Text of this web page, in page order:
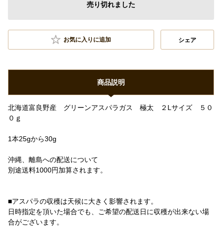
売り切れました
お気に入りに追加 シェア
商品説明
北海道富良野産 グリーンアスパラガス 極太 ２Lサイズ ５０
０ｇ
1本25gから30g
沖縄、離島への配送について
別途送料1000円加算されます。
■アスパラの収穫は天候に大きく影響されます。
日時指定を頂いた場合でも、ご希望の配送日に収穫が出来ない場
合がございます。